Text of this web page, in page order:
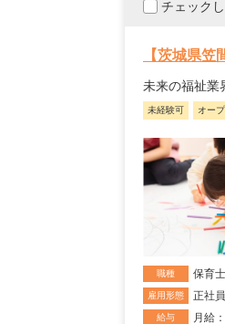
チェック
【茨城県笠
未来の福祉業
未経験可 オー
職種 保育士
雇用形態 正社員
給与 月給